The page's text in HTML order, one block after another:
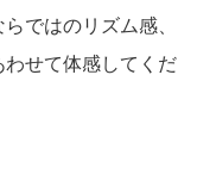
ではのリズム感、
せて体感してくだ